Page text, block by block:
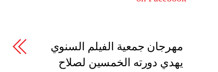
مهرجان جمعية الفيلم السنوي
يهدي دورته الخمسين لصلاح